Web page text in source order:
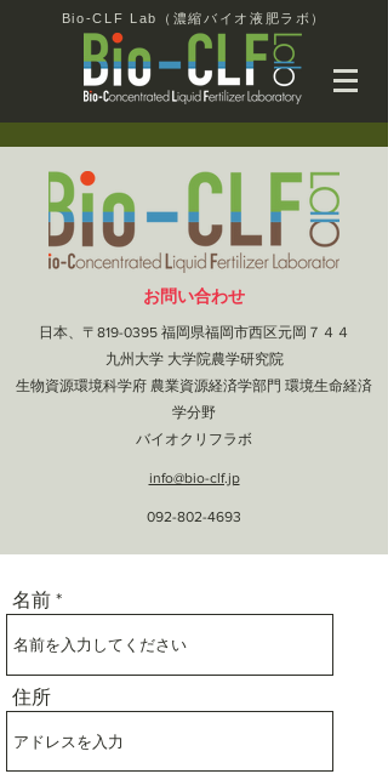
Bio-CLF Lab（濃縮バイオ液肥ラボ）
お問い合わせ
日本、〒819-0395 福岡県福岡市西区元岡７４４
九州大学 大学院農学研究院
生物資源環境科学府 農業資源経済学部門 環境生命経済
学分野
​バイオクリフラボ
info@bio-clf.jp
092-802-4693
名前
住所